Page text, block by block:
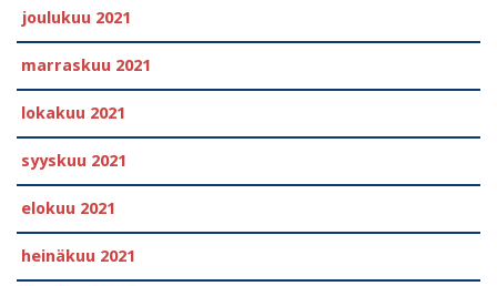
joulukuu 2021
marraskuu 2021
lokakuu 2021
syyskuu 2021
elokuu 2021
heinäkuu 2021